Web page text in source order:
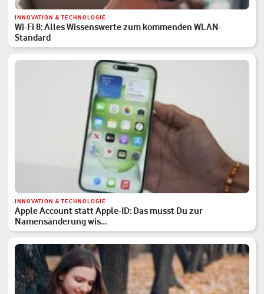
INNOVATION & TECHNOLOGIE
Wi-Fi 8: Alles Wissenswerte zum kommenden WLAN-
Standard
INNOVATION & TECHNOLOGIE
Apple Account statt Apple-ID: Das musst Du zur
Namensänderung wis…